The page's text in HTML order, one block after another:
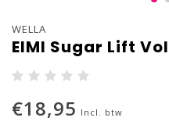
WELLA
EIMI Sugar Lift
€18,95 Incl. btw